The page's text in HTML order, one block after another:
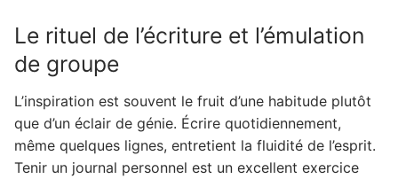
Le rituel de l’écriture et l’émulation
de groupe
L’inspiration est souvent le fruit d’une habitude plutôt
que d’un éclair de génie. Écrire quotidiennement,
même quelques lignes, entretient la fluidité de l’esprit.
Tenir un journal personnel est un excellent exercice